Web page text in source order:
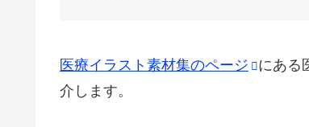
医療イラスト素材集のページ
にある
介します。